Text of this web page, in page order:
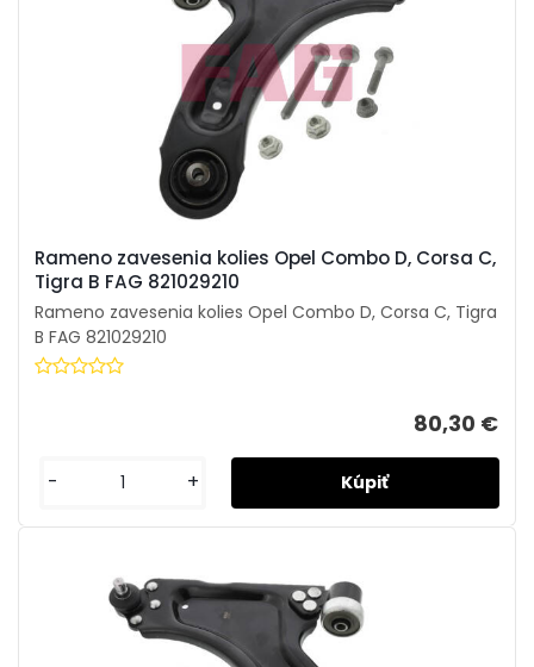
Rameno zavesenia kolies Opel Combo D, Corsa C,
Tigra B FAG 821029210
Rameno zavesenia kolies Opel Combo D, Corsa C, Tigra
B FAG 821029210
80,30 €
- +